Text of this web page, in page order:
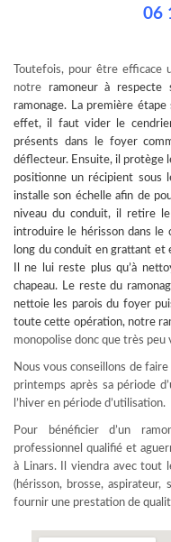
06
Toutefois, pour être efficace
notre
ramoneur à respecte
ramonage. La première
effet, il faut vider le
présents dans le foyer
déflecteur. Ensuite, il protège
positionne un récipient sous
installe son échelle afin de
niveau du conduit, il retire
introduire le hérisson dans le
long du conduit en grattant
Il ne lui reste plus qu’à
chapeau. Le reste du
nettoie les parois du foyer
toute cette opération, notre
monopolise donc que très peu
Nous vous conseillons de
printemps après sa période
l’hiver en période d’utilisation.
Pour bénéficier d’un
professionnel qualifié et
à Linars. Il viendra avec tout
(hérisson, brosse,
fournir une prestation de